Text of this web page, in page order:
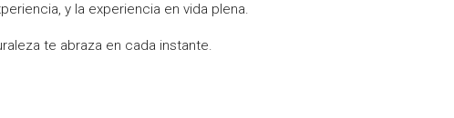
y la experiencia en vida plena.
te abraza en cada instante.